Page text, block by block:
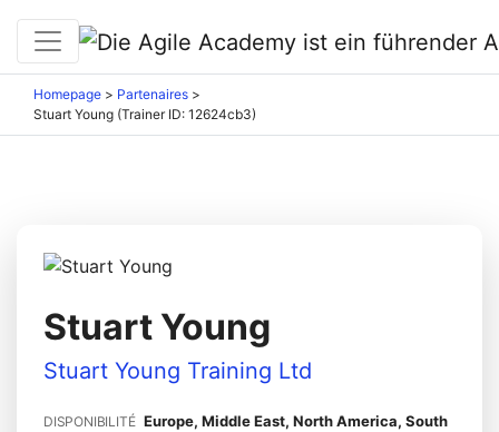
Homepage > Partenaires >
Stuart Young (Trainer ID: 12624cb3)
Stuart Young
Stuart Young Training Ltd
DISPONIBILITÉ Europe, Middle East, North America, South